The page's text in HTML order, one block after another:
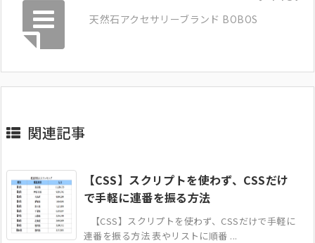
天然石アクセサリーブランド BOBOS
関連記事
【CSS】スクリプトを使わず、CSSだけ
で手軽に連番を振る方法
【CSS】スクリプトを使わず、CSSだけで手軽に
連番を振る方法 表やリストに順番 ...